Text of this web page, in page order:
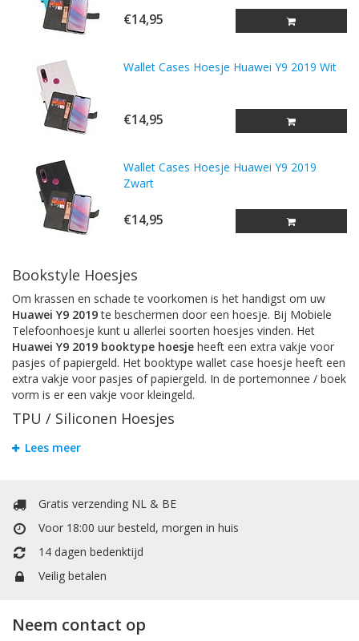
€14,95
Wallet Cases Hoesje Huawei Y9 2019 Wit
€14,95
Wallet Cases Hoesje Huawei Y9 2019
Zwart
€14,95
Bookstyle Hoesjes
Om krassen en schade te voorkomen is het handigst om uw
Huawei Y9 2019te beschermen door een hoesje. Bij Mobiele
Telefoonhoesje kunt u allerlei soorten hoesjes vinden. Het
Huawei Y9 2019 booktype hoesje heeft een extra vakje voor
pasjes of papiergeld. Het booktype wallet case hoesje heeft een
extra vakje voor pasjes of papiergeld. In de portemonnee / boek
vorm is er een vakje voor kleingeld.
TPU / Siliconen Hoesjes
TPU is een materiaal dat gemaakt is van hard plastic en zachte
Accessoires
Hier vind uw accessoires zoals Selfie-Stick om mooie foto's te
maken met uw vrienden en familie, een extra kabel om uw
telefoon op te laden of files transfer en screen protectors om
tegen krassen te beschermen of valschade te minimaliseren van
uw
Huawei Y9 2019
De verzendkosten en transactie kosten zijn gratis binnen
Lees meer
Gratis verzending NL & BE
Voor 18:00 uur besteld, morgen in huis
14 dagen bedenktijd
Veilig betalen
Neem contact op